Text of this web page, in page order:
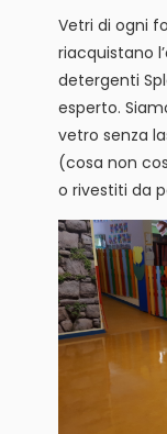
Vetri di ogni
riacquistano
detergenti
esperto.
vetro senza
(cosa non
o rivestiti da